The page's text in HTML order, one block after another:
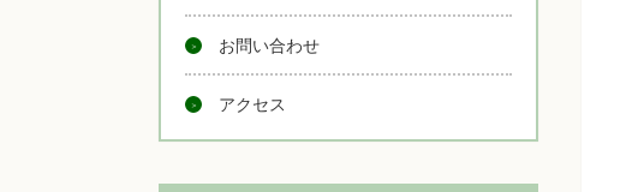
お問い合わせ
アクセス